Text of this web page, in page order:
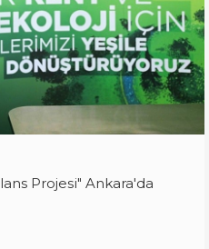
Projesi" Ankara'da